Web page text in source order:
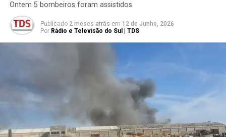
Ontem 5 bombeiros foram assistidos.
Publicado 2 meses atrás em 12 de Junho, 2026
Por Rádio e Televisão do Sul | TDS